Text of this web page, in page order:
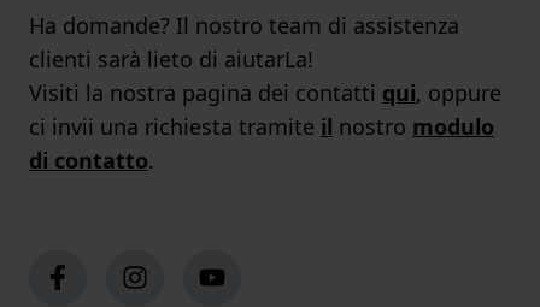
Ha domande? Il nostro team di assistenza
clienti sarà lieto di aiutarLa!
Visiti la nostra pagina dei contatti qui, oppure
ci invii una richiesta tramite il nostro modulo
di contatto.